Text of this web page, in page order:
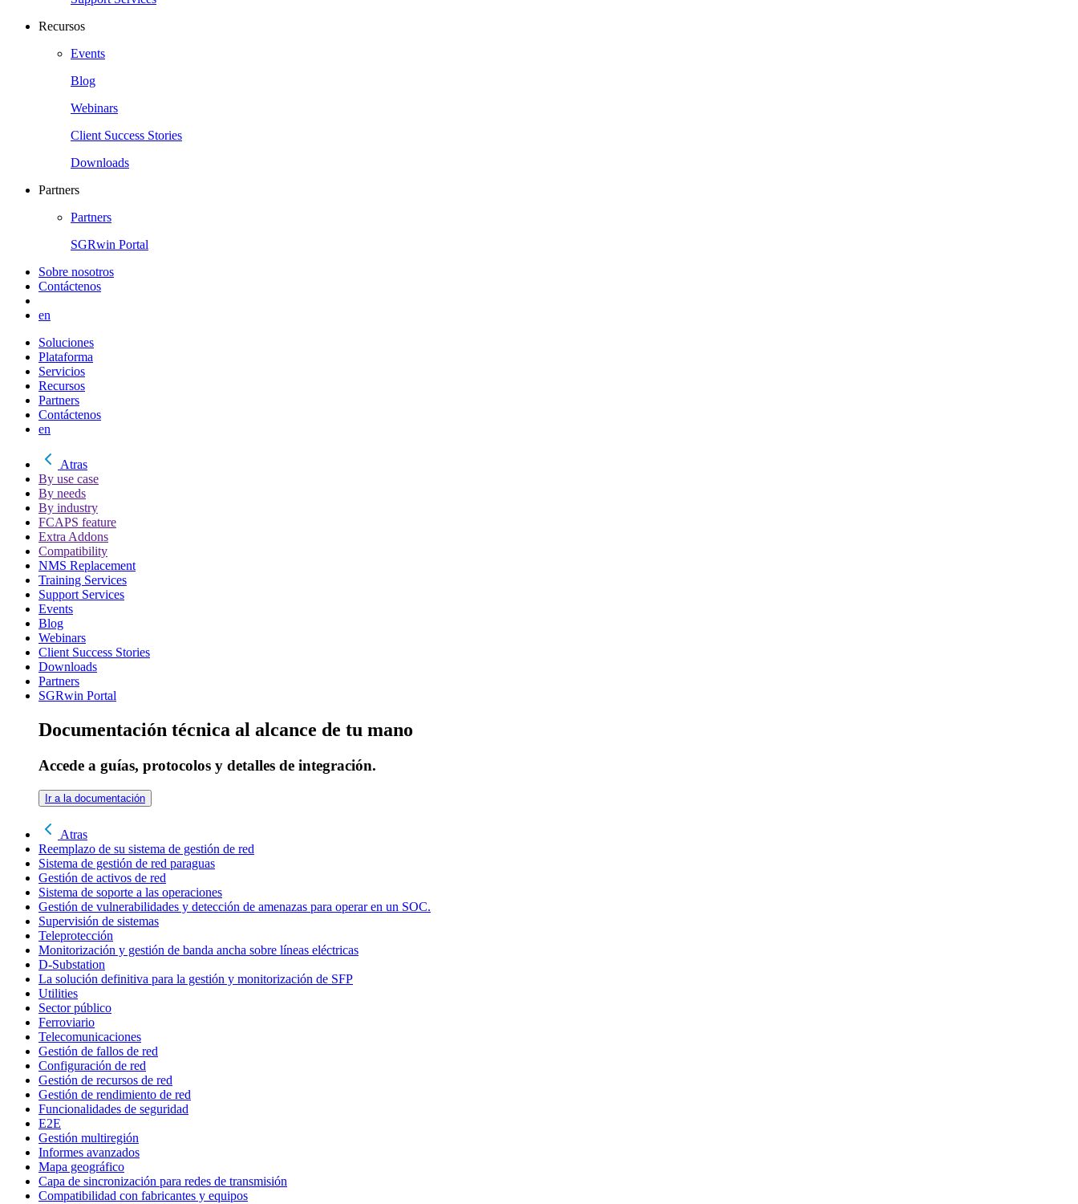
Recursos
Events
Blog
Webinars
Client Success Stories
Downloads
Partners
Partners
SGRwin Portal
Sobre nosotros
Contáctenos
en
Soluciones
Plataforma
Servicios
Recursos
Partners
Contáctenos
en
Atras
By use case
By needs
By industry
FCAPS feature
Extra Addons
Compatibility
NMS Replacement
Training Services
Support Services
Events
Blog
Webinars
Client Success Stories
Downloads
Partners
SGRwin Portal
Documentación técnica al alcance de tu mano
Accede a guías, protocolos y detalles de integración.
Ir a la documentación
Atras
Reemplazo de su sistema de gestión de red
Sistema de gestión de red paraguas
Gestión de activos de red
Sistema de soporte a las operaciones
Gestión de vulnerabilidades y detección de amenazas para operar en un SOC.
Supervisión de sistemas
Teleprotección
Monitorización y gestión de banda ancha sobre líneas eléctricas
D-Substation
La solución definitiva para la gestión y monitorización de SFP
Utilities
Sector público
Ferroviario
Telecomunicaciones
Gestión de fallos de red
Configuración de red
Gestión de recursos de red
Gestión de rendimiento de red
Funcionalidades de seguridad
E2E
Gestión multiregión
Informes avanzados
Mapa geográfico
Capa de sincronización para redes de transmisión
Compatibilidad con fabricantes y equipos